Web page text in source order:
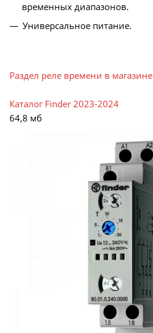
временных диапазонов.
Универсальное питание.
Раздел реле времени в магазине
Каталог Finder 2023-2024
64,8 мб